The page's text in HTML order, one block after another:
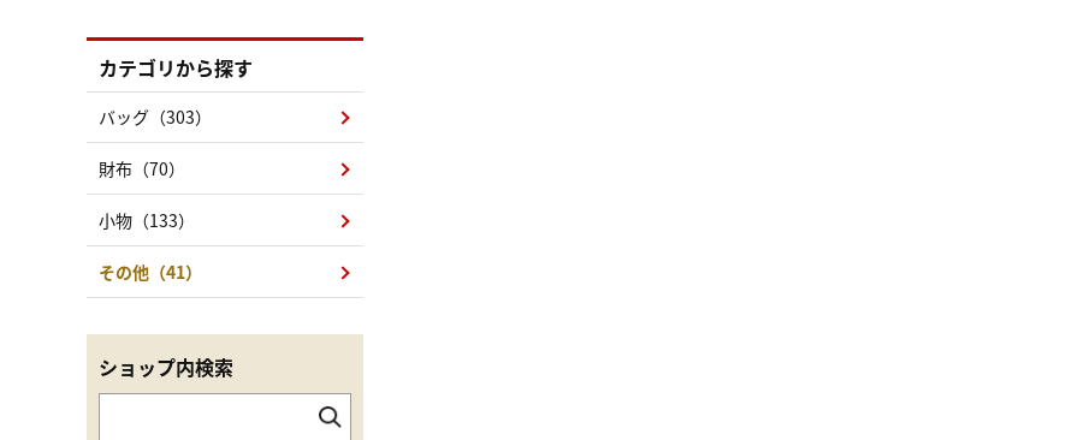
カテゴリから探す
バッグ（303）
財布（70）
小物（133）
その他（41）
ショップ内検索